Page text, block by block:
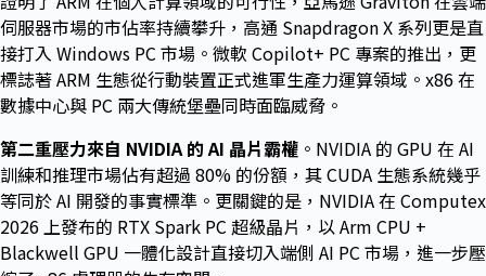
伺服器市場的市佔率持續攀升，高通 Snapdragon X 系列更是直
接打入 Windows PC 市場。微軟 Copilot+ PC 專案的推出，更
標誌著 ARM 生態從行動裝置正式進軍生產力運算領域。x86 在
數據中心與 PC 兩大傳統堡壘同時面臨威脅。
第二重壓力來自 NVIDIA 的 AI 晶片霸權 。NVIDIA 的 GPU 在 AI
訓練和推理市場佔有超過 80% 的份額，其 CUDA 生態系統幾乎
等同於 AI 開發的事實標準。更關鍵的是，NVIDIA 在 Computex
2026 上發布的 RTX Spark PC 超級晶片，以 Arm CPU +
Blackwell GPU 一體化設計直接切入端側 AI PC 市場，進一步壓